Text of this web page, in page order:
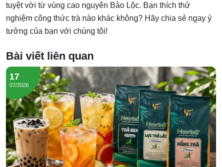
tuyệt vời từ vùng cao nguyên Bảo Lộc. Bạn thích thử
nghiệm công thức trà nào khác không? Hãy chia sẻ ngay ý
tưởng của bạn với chúng tôi!
Bài viết liên quan
17
07/2026